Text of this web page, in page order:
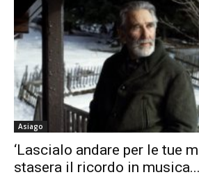
Asiago
‘Lascialo andare per le tue
stasera il ricordo in musica...